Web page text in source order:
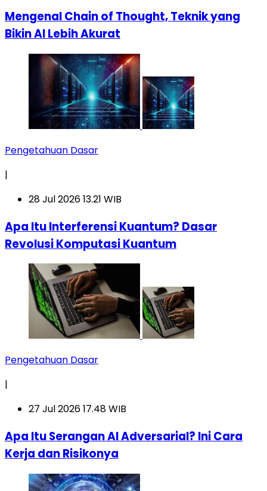
Mengenal Chain of Thought, Teknik yang
Bikin AI Lebih Akurat
Pengetahuan Dasar
|
28 Jul 2026 13.21 WIB
Apa Itu Interferensi Kuantum? Dasar
Revolusi Komputasi Kuantum
Pengetahuan Dasar
|
27 Jul 2026 17.48 WIB
Apa Itu Serangan AI Adversarial? Ini Cara
Kerja dan Risikonya